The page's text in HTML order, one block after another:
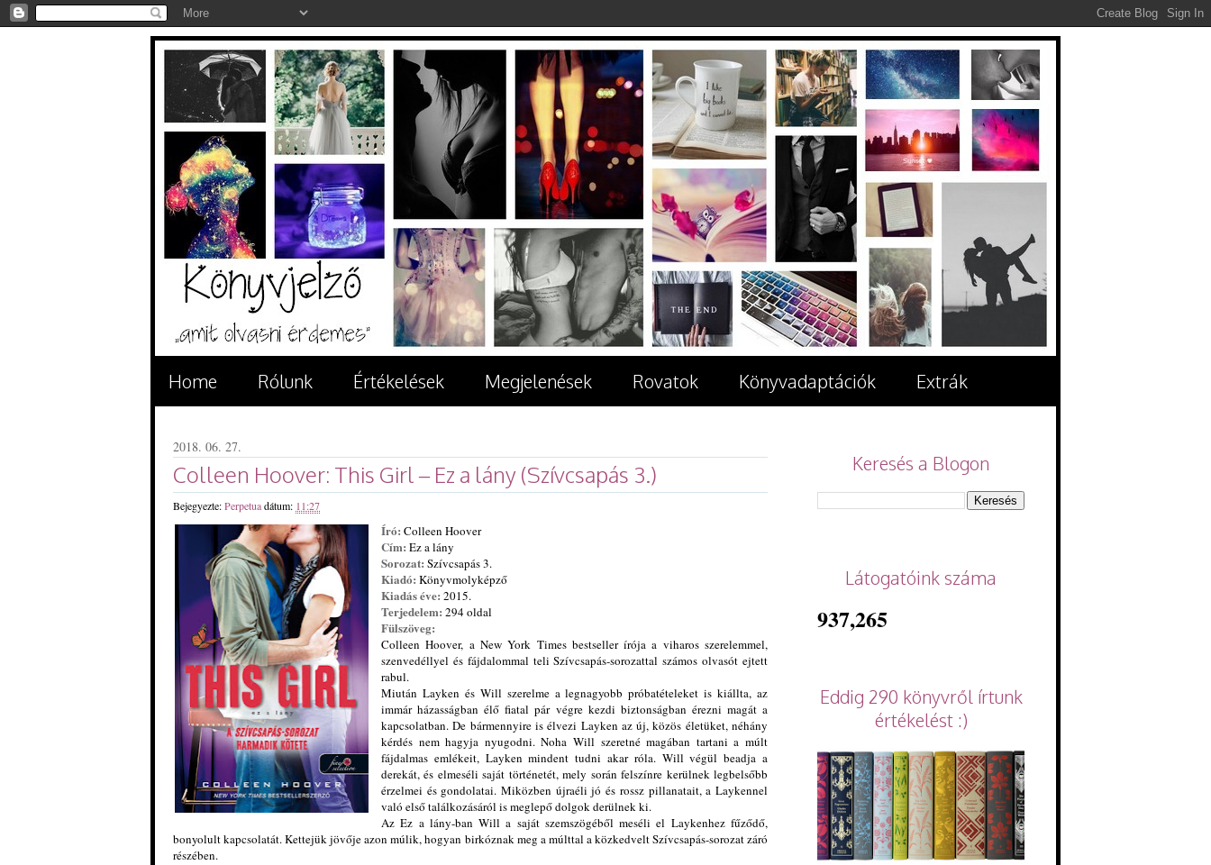
Home Rólunk Értékelések Megjelenések Rovatok Könyvadaptációk Extrák
2018. 06. 27.
Colleen Hoover: This ​Girl – Ez a lány (Szívcsapás 3.)
Bejegyezte:Perpetuadátum: 11:27
Író: Colleen Hoover
Cím: Ez a lány
Sorozat: Szívcsapás 3.
Kiadó: Könyvmolyképző
Kiadás éve: 2015.
Terjedelem: 294 oldal
Fülszöveg:
Colleen Hoover, a New York Times bestseller írója a viharos szerelemmel,
szenvedéllyel és fájdalommal teli Szívcsapás-sorozattal számos olvasót ejtett
rabul.
Miután Layken és Will szerelme a legnagyobb próbatételeket is kiállta, az
immár házasságban élő fiatal pár végre kezdi biztonságban érezni magát a
kapcsolatban. De bármennyire is élvezi Layken az új, közös életüket, néhány
kérdés nem hagyja nyugodni. Noha Will szeretné magában tartani a múlt
fájdalmas emlékeit, Layken mindent tudni akar róla. Will végül beadja a
derekát, és elmeséli saját történetét, mely során felszínre kerülnek legbelsőbb
érzelmei és gondolatai. Miközben újraéli jó és rossz pillanatait, a Laykennel
való első találkozásáról is meglepő dolgok derülnek ki.
Az Ez a lány-ban Will a saját szemszögéből meséli el Laykenhez fűződő,
bonyolult kapcsolatát. Kettejük jövője azon múlik, hogyan birkóznak meg a múlttal a közkedvelt Szívcsapás-sorozat záró
részében.
Keresés a Blogon
Látogatóink száma
937,265
Eddig 290 könyvről írtunk
értékelést :)